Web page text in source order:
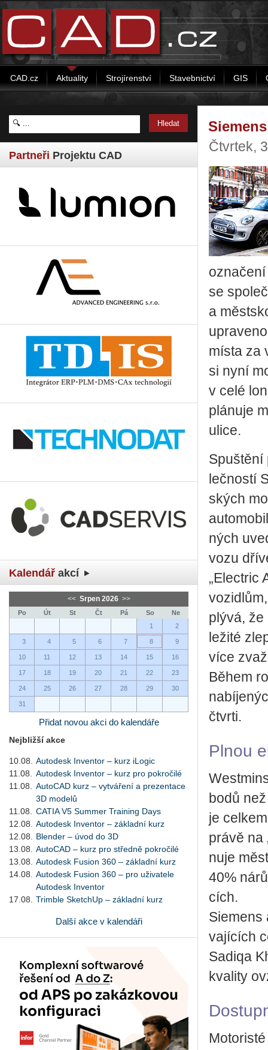
CAD.cz Aktuality Strojírenství Stavebnictví GIS
Partneři Projektu CAD
Kalendář akcí
<< Srpen 2026 >>
Po Út St Čt Pá So
Ne
1
2
3 4 5 6 7 8 9
10 11 12 13 14 15 16
17 18 19 20 21 22 23
24 25 26 27 28 29 30
31
Přidat novou akci do kalendáře
Nejbližší akce
10.08.
Autodesk Inventor – kurz iLogic
11.08.
Autodesk Inventor – kurz pro pokročilé
11.08.
AutoCAD kurz – vytváření a prezentace
3D modelů
11.08.
CATIA V5 Summer Training Days
12.08.
Autodesk Inventor – základní kurz
12.08.
Blender – úvod do 3D
13.08.
AutoCAD – kurz pro středně pokročilé
13.08.
Autodesk Fusion 360 – základní kurz
14.08.
Autodesk Fusion 360 – pro uživatele
Autodesk Inventor
17.08.
Trimble SketchUp – základní kurz
Další akce v kalendáři
Čtvrtek,
ozna­če­ní
se
a
místa za
si nyní
v celé
plá­nu­je
ulice.
Spuš­tě­ní
leč­nos­tí
ských
ných
vozu
„Elect­ric
plý­vá,
le­ži­té
více
Během
čtvr­ti.
Plnou
bodů
je
právě na
nu­je
40%
cích.
Si­e­mens
va­jí­cích
Sa­diqa
kva­li­ty